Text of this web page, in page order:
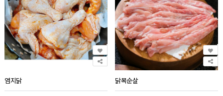
염지닭 닭목순살